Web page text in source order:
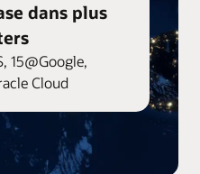
dans plus
15@Google,
Cloud